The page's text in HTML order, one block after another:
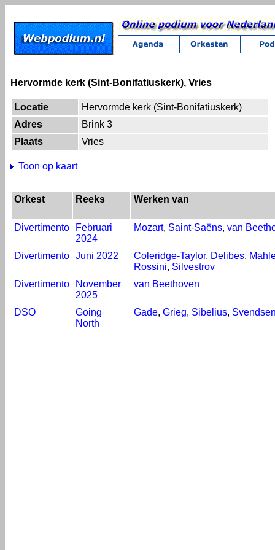
Hervormde kerk (Sint-Bonifatiuskerk), Vries
Locatie
Hervormde kerk (Sint-Bonifatiuskerk)
Adres
Brink 3
Plaats
Vries
Toon op kaart
Orkest Reeks Werken van
Divertimento
Februari
2024
Mozart, Saint-Saëns, van
Divertimento Juni 2022 Coleridge-Taylor, Delibes,
Rossini, Silvestrov
Divertimento
November
2025
van Beethoven
DSO
Going
North
Gade, Grieg, Sibelius,